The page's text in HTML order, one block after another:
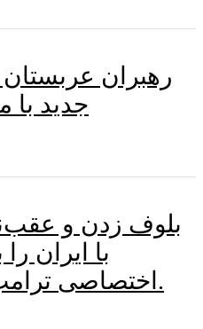
رهبران عربستان
جدید با
بلوف زدن و
با ایران
اختصاصی ترامپ تبدیل کرده است.